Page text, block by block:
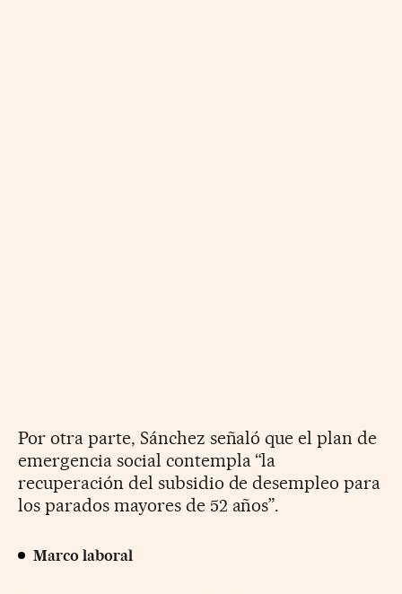
Por otra parte, Sánchez señaló que el plan de
emergencia social contempla “la
recuperación del subsidio de desempleo para
los parados mayores de 52 años”.
Marco laboral